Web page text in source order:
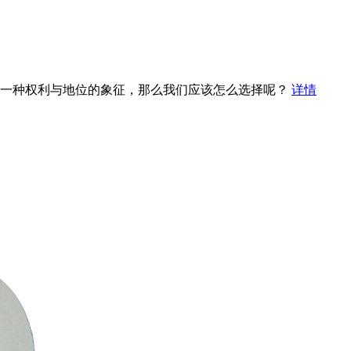
权利与地位的象征，那么我们应该怎么选择呢？ 详情